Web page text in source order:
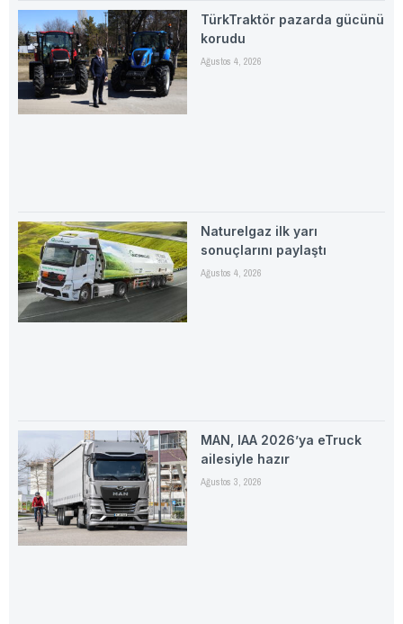
TürkTraktör pazarda gücünü
korudu
Ağustos 4, 2026
Naturelgaz ilk yarı
sonuçlarını paylaştı
Ağustos 4, 2026
MAN, IAA 2026’ya eTruck
ailesiyle hazır
Ağustos 3, 2026